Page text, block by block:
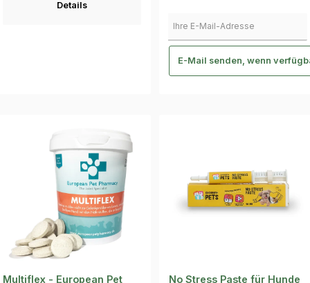
Details
E-Mail senden, wenn
Multiflex - European Pet
No Stress Paste für Hunde